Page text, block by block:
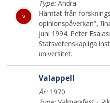
v
Type:Andra
Hämtat från
opinionspåverkan",
juni 1994. Peter
Statsvetenskapliga
universitet.
Valappell
År:1970